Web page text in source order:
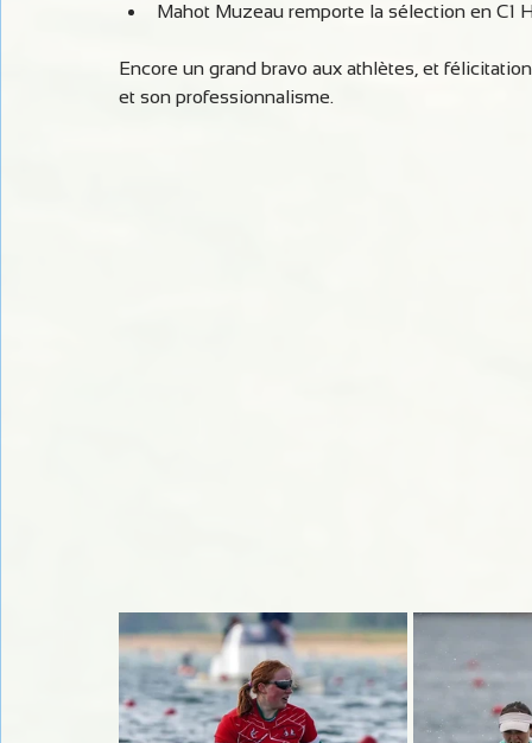
Mahot Muzeau remporte la sélection en C1
Encore un grand bravo aux athlètes, et
et son professionnalisme.